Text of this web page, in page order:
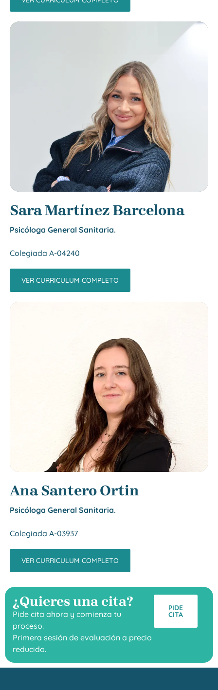
Sara Martínez Barcelona
Psicóloga General Sanitaria.
Colegiada A-04240
VER CURRICULUM COMPLETO
Ana Santero Ortin
Psicóloga General Sanitaria.
Colegiada A-03937
VER CURRICULUM COMPLETO
¿Quieres una cita?
Pide cita ahora y comienza tu
proceso.
Primera sesión de evaluación a precio
reducido.
PIDE
CITA